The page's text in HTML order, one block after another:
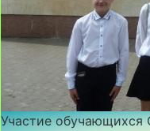
Участие обучающихся